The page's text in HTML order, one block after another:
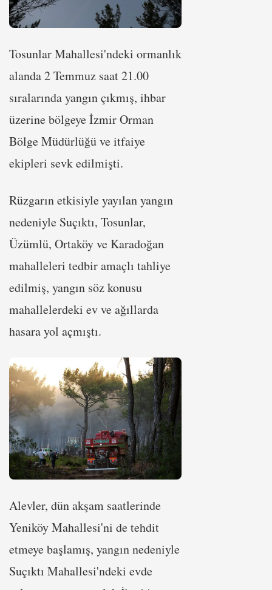
Tosunlar Mahallesi'ndeki ormanlık
alanda 2 Temmuz saat 21.00
sıralarında yangın çıkmış, ihbar
üzerine bölgeye İzmir Orman
Bölge Müdürlüğü ve itfaiye
ekipleri sevk edilmişti.
Rüzgarın etkisiyle yayılan yangın
nedeniyle Suçıktı, Tosunlar,
Üzümlü, Ortaköy ve Karadoğan
mahalleleri tedbir amaçlı tahliye
edilmiş, yangın söz konusu
mahallelerdeki ev ve ağıllarda
hasara yol açmıştı.
Alevler, dün akşam saatlerinde
Yeniköy Mahallesi'ni de tehdit
etmeye başlamış, yangın nedeniyle
Suçıktı Mahallesi'ndeki evde